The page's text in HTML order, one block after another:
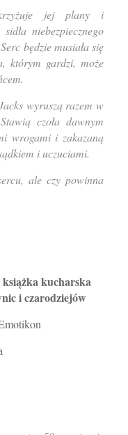
jej plany i
niebezpiecznego
będzie musiała się
którym gardzi, może
wyruszą razem w
czoła dawnym
wrogami i zakazaną
i uczuciami.
ale czy powinna
kucharska
i czarodziejów